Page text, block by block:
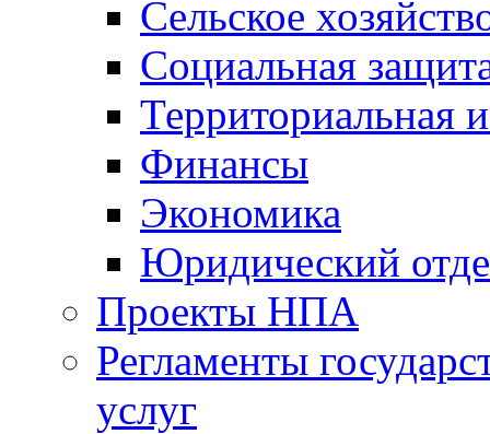
Сельское
Социальная
Территориальная
Финансы
Экономика
Юридический
Проекты НПА
Регламенты
услуг